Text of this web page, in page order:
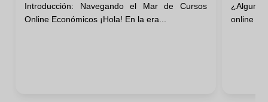
Baratos?
Introducción: Navegando el Mar de Cursos
Online Económicos ¡Hola! En la era...
¿Alguna
online